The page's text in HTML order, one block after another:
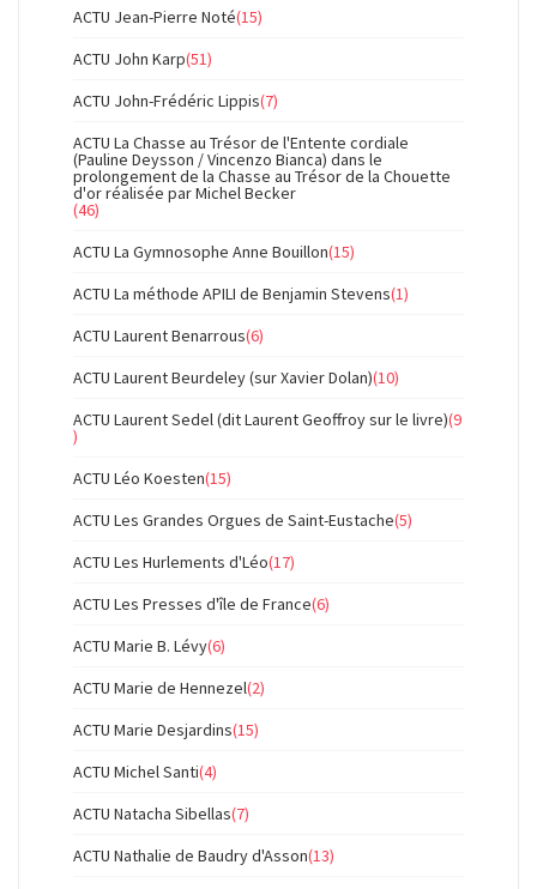
ACTU Jean-Pierre Noté(15)
ACTU John Karp(51)
ACTU John-Frédéric Lippis(7)
ACTU La Chasse au Trésor de l'Entente cordiale
(Pauline Deysson / Vincenzo Bianca) dans le
prolongement de la Chasse au Trésor de la Chouette
d'or réalisée par Michel Becker
(46)
ACTU La Gymnosophe Anne Bouillon(15)
ACTU La méthode APILI de Benjamin Stevens(1)
ACTU Laurent Benarrous(6)
ACTU Laurent Beurdeley (sur Xavier Dolan)(10)
ACTU Laurent Sedel (dit Laurent Geoffroy sur le livre)(9
)
ACTU Léo Koesten(15)
ACTU Les Grandes Orgues de Saint-Eustache(5)
ACTU Les Hurlements d'Léo(17)
ACTU Les Presses d'île de France(6)
ACTU Marie B. Lévy(6)
ACTU Marie de Hennezel(2)
ACTU Marie Desjardins(15)
ACTU Michel Santi(4)
ACTU Natacha Sibellas(7)
ACTU Nathalie de Baudry d'Asson(13)